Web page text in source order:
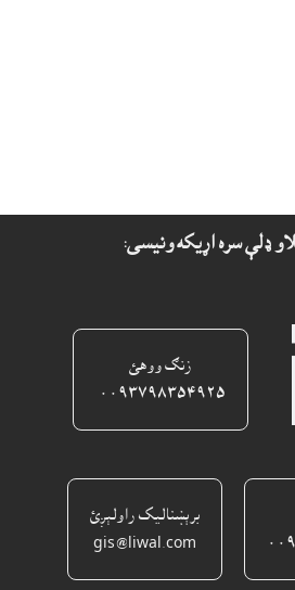
ډلې سره اړيکه ونيسى:
زنګ ووهئ
٠٠٩٣٧٩٨٣٥٤٩٢٥ ‎
برېښناليک راولېږئ
gis@liwal.com